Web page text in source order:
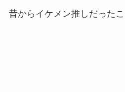
昔からイケメン推しだったこ